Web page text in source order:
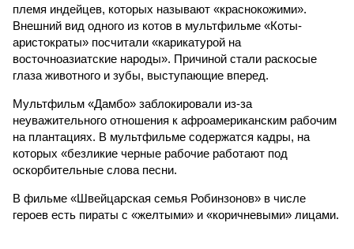
племя индейцев, которых называют «краснокожими».
Внешний вид одного из котов в мультфильме «Коты-
аристократы» посчитали «карикатурой на
восточноазиатские народы». Причиной стали раскосые
глаза животного и зубы, выступающие вперед.
Мультфильм «Дамбо» заблокировали из-за
неуважительного отношения к афроамериканским рабочим
на плантациях. В мультфильме содержатся кадры, на
которых «безликие черные рабочие работают под
оскорбительные слова песни.
В фильме «Швейцарская семья Робинзонов» в числе
героев есть пираты с «желтыми» и «коричневыми» лицами.